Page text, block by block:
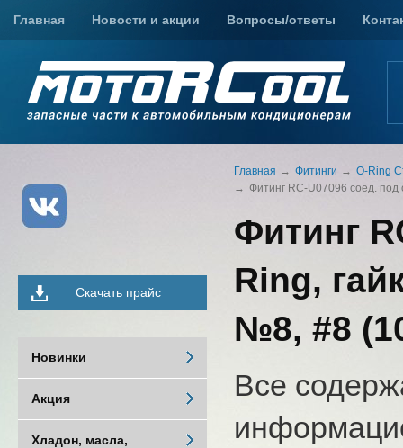
Главная Новости и акции Вопросы/ответы
Главная Фитинги
O-Ring
Фитинг RC-U07096 соед. под
Фитинг
Ring,
№8, #8
Все
Скачать прайс
Новинки
Акция
Хладон, масла,